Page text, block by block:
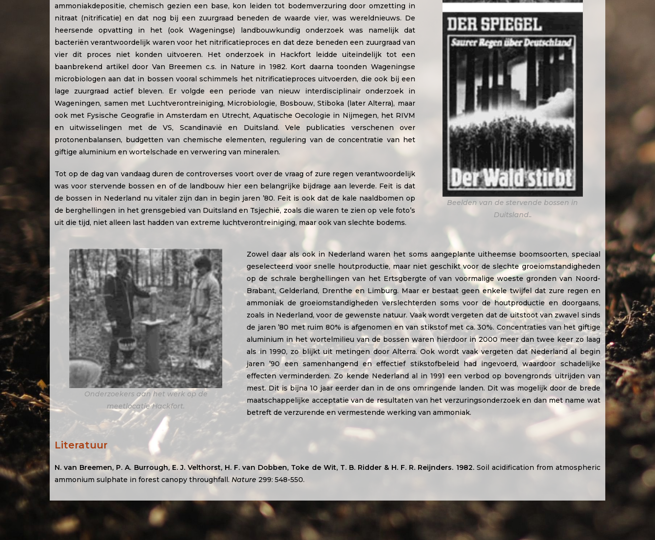
ammoniakdepositie, chemisch gezien een base, kon leiden tot bodemverzuring door omzetting in
nitraat (nitrificatie) en dat nog bij een zuurgraad beneden de waarde vier, was wereldnieuws. De
heersende opvatting in het (ook Wageningse) landbouwkundig onderzoek was namelijk dat
bacteriën verantwoordelijk waren voor het nitrificatieproces en dat deze beneden een zuurgraad van
vier dit proces niet konden uitvoeren. Het onderzoek in Hackfort leidde uiteindelijk tot een
baanbrekend artikel door Van Breemen c.s. in Nature in 1982. Kort daarna toonden Wageningse
microbiologen aan dat in bossen vooral schimmels het nitrificatieproces uitvoerden, die ook bij een
lage zuurgraad actief bleven. Er volgde een periode van nieuw interdisciplinair onderzoek in
Wageningen, samen met Luchtverontreiniging, Microbiologie, Bosbouw,Stiboka (later Alterra), maar
ook met Fysische Geografie in Amsterdam en Utrecht, Aquatische Oecologie in Nijmegen, het RIVM
en uitwisselingen met de VS, Scandinavië en Duitsland. Vele publicaties verschenen over
protonenbalansen, budgetten van chemische elementen, regulering van de concentratie van het
giftige aluminium en wortelschade en verwering van mineralen.
Tot op de dag van vandaag duren de controverses voort over de vraag of zure regen verantwoordelijk
was voor stervende bossen en of de landbouw hier een belangrijke bijdrage aan leverde. Feit is dat
de bossen in Nederland nu vitaler zijn dan in begin jaren ’80. Feit is ook dat de kale naaldbomen op
de berghellingen in het grensgebied van Duitsland en Tsjechië, zoals die waren te zien op vele foto’s
uit die tijd, niet alleen last hadden van extreme luchtverontreiniging, maar ook van slechte bodems.
Beelden van de stervende bossen in
Duitsland..
Onderzoekers aan het werk op de
meetlocatie Hackfort.
Zowel daar als ook in Nederland waren het soms aangeplante uitheemse boomsoorten, speciaal
geselecteerd voor snelle houtproductie, maar niet geschikt voor de slechte groeiomstandigheden
op de schrale berghellingen van het Ertsgbergte of van voormalige woeste gronden van Noord-
Brabant, Gelderland, Drenthe en Limburg. Maar er bestaat geen enkele twijfel dat zure regen en
ammoniak de groeiomstandigheden verslechterden soms voor de houtproductie en doorgaans,
zoals in Nederland, voor de gewenste natuur. Vaak wordt vergeten dat de uitstoot van zwavel sinds
de jaren ’80 met ruim 80% is afgenomen en van stikstof met ca. 30%. Concentraties van het giftige
aluminium in het wortelmilieu van de bossen waren hierdoor in 2000 meer dan twee keer zo laag
als in 1990, zo blijkt uit metingen door Alterra. Ook wordt vaak vergeten dat Nederland al begin
jaren ’90 een samenhangend en effectief stikstofbeleid had ingevoerd, waardoor schadelijke
effecten verminderden. Zo kende Nederland al in 1991 een verbod op bovengronds uitrijden van
mest. Dit is bijna 10 jaar eerder dan in de ons omringende landen. Dit was mogelijk door de brede
maatschappelijke acceptatie van de resultaten van het verzuringsonderzoek en dan met name wat
betreft de verzurende en vermestende werking van ammoniak.
Literatuur
N. van Breemen, P. A. Burrough, E. J. Velthorst, H. F. van Dobben, Toke de Wit, T. B. Ridder & H. F. R. Reijnders. 1982.Soil acidification from atmospheric
ammonium sulphate in forest canopy throughfall. Nature 299: 548-550.